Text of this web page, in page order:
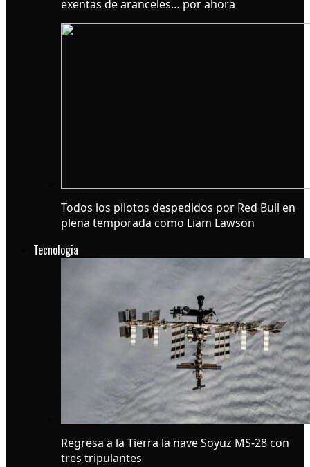
exentas de aranceles… por ahora
Todos los pilotos despedidos por Red Bull en
plena temporada como Liam Lawson
Tecnologia
Regresa a la Tierra la nave Soyuz MS-28 con
tres tripulantes